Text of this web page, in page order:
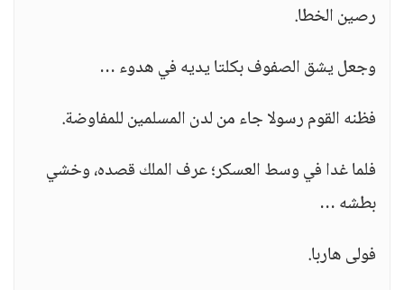
رصين الخطا.
وجعل يشق الصفوف بكلتا يديه في هدوء …
فظنه القوم رسولا جاء من لدن المسلمين للمفاوضة.
فلما غدا في وسط العسكر؛ عرف الملك قصده، وخشي
بطشه …
فولى هاربا.